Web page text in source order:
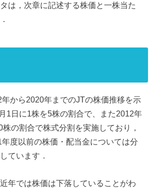
は，次章に記述する株価と一株当た
から2020年までのJTの株価推移を示
1日に1株を5株の割合で、また2012年
の割合で株式分割を実施しており，
度以前の株価・配当金については分
ています．
年では株価は下落していることがわ